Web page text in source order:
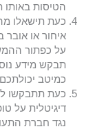
הטיסות באותו
כעת תישאלו
איחור או אובר
תבקש מידע
כמיטב
כעת תתבקשו
נגד חברת